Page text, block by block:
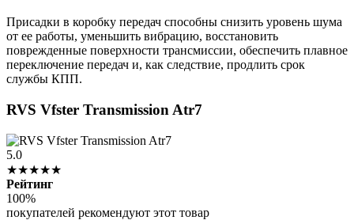
Присадки в коробку передач способны снизить уровень шума
от ее работы, уменьшить вибрацию, восстановить
поврежденные поверхности трансмиссии, обеспечить плавное
переключение передач и, как следствие, продлить срок
службы КПП.
RVS Vfster Transmission Atr7
5.0
★★★★★
Рейтинг
100%
покупателей рекомендуют этот товар